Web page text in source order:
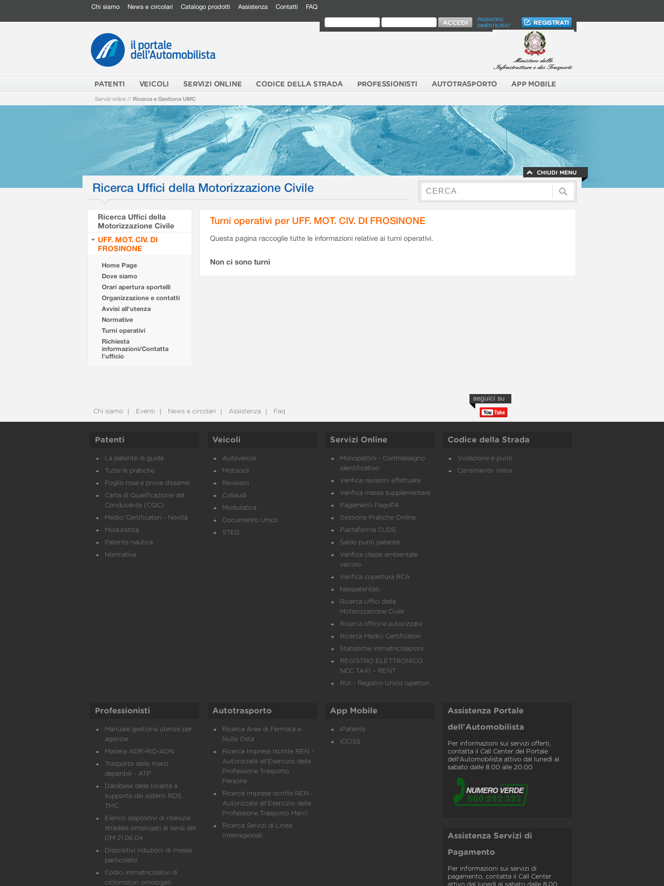
Chi siamo News e circolari Catalogo prodotti Assistenza Contatti FAQ
PASSWORD
DIMENTICATA?
PATENTI VEICOLI SERVIZI ONLINE CODICE DELLA STRADA PROFESSIONISTI AUTOTRASPORTO APP MOBILE
Servizi online // Ricerca e Gestione UMC
Ricerca Uffici della Motorizzazione Civile
Ricerca Uffici della
Motorizzazione Civile
UFF. MOT. CIV. DI
FROSINONE
Home Page
Dove siamo
Orari apertura sportelli
Organizzazione e contatti
Avvisi all'utenza
Normative
Turni operativi
Richiesta
informazioni/Contatta
l'ufficio
Turni operativi per UFF. MOT. CIV. DI FROSINONE
Questa pagina raccoglie tutte le informazioni relative ai turni operativi.
Non ci sono turni
Chi siamo Eventi News e circolari Assistenza Faq
Patenti
La patente di guida
Tutte le pratiche
Foglio rosa e prove d’esame
Carta di Qualificazione del
Conducente (CQC)
Medici Certificatori - Novità
Modulistica
Patente nautica
Normativa
Veicoli
Autoveicoli
Motocicli
Revisioni
Collaudi
Modulistica
Documento Unico
STED
Servizi Online
Monopattini - Contrassegno
identificativo
Verifica revisioni effettuate
Verifica massa supplementare
Pagamenti PagoPA
Gestione Pratiche Online
Piattaforma CUDE
Saldo punti patente
Verifica classe ambientale
veicolo
Verifica copertura RCA
Neopatentati
Ricerca Uffici della
Motorizzazione Civile
Ricerca officine autorizzate
Ricerca Medici Certificatori
Statistiche immatricolazioni
REGISTRO ELETTRONICO
NCC TAXI – RENT
RUI - Registro Unico Ispettori
Codice della Strada
Violazione e punti
Censimento Velox
Professionisti
Manuale gestione utenze per
agenzie
Materia ADR-RID-ADN
Trasporto delle merci
deperibili - ATP
Database delle località a
supporto dei sistemi RDS
TMC
Elenco dispositivi di ritenuta
stradale omologati ai sensi del
DM 21.06.04
Dispositivi riduzioni di massa
particolato
Codici immatricolativi di
ciclomotori omologati
Autotrasporto
Ricerca Aree di Fermata e
Nulla Osta
Ricerca Imprese Iscritte REN -
Autorizzate all'Esercizio della
Professione Trasporto
Persone
Ricerca Imprese iscritte REN -
Autorizzate all'Esercizio della
Professione Trasporto Merci
Ricerca Servizi di Linea
Interregionali
App Mobile
iPatente
iCCISS
Assistenza Portale
dell'Automobilista
Per informazioni sui servizi offerti,
contatta il Call Center del Portale
dell'Automobilista attivo dal lunedì al
sabato dalle 8.00 alle 20.00
Assistenza Servizi di
Pagamento
Per informazioni sui servizi di
pagamento, contatta il Call Center